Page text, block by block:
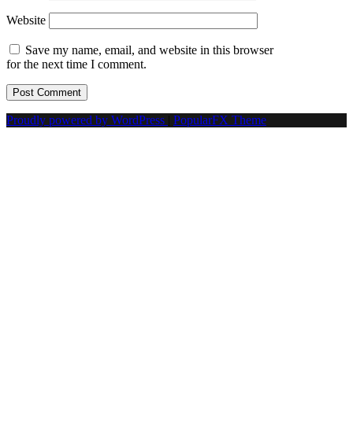
Website
Save my name, email, and website in this browser
for the next time I comment.
Proudly powered by WordPress PopularFX Theme